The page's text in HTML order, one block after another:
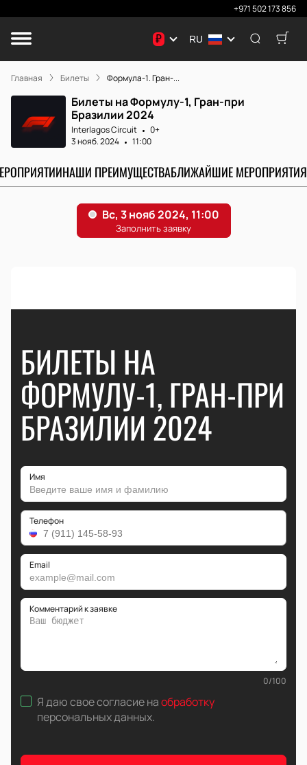
+971 502 173 856
₽ RU
Главная Билеты Формула-1. Гран-...
Билеты на Формулу-1, Гран-при
Бразилии 2024
Interlagos Circuit
0+
3 нояб. 2024
11:00
НАШИ ПРЕИМУЩЕСТВАБЛИЖАЙШИЕ МЕРОПРИЯТИЯ
БИЛЕТЫ НА
ФОРМУЛУ-1, ГРАН-ПРИ
БРАЗИЛИИ 2024
Имя
Телефон
Email
Комментарий к заявке
0/100
Я даю свое согласие наобработку
персональных данных.